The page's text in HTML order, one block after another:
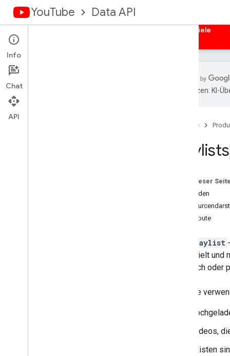
YouTube Data API
Beispiele
Übersicht
Aktivitäten
übersetzen. KI-
Startseite
Playlists
Auf dieser Seite
Methoden
Attribute
playlist
abgespielt
öffentlich oder
YouTube
Videos,
Diese Listen
Info
Chat
API